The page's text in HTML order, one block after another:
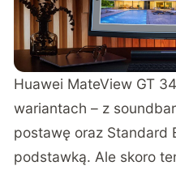
Huawei MateView GT
wariantach – z
postawę oraz Standard
podstawką. Ale skoro